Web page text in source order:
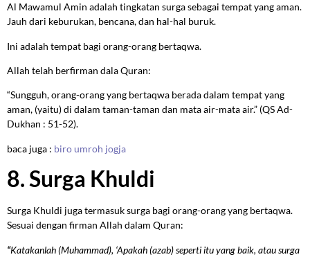
Al Mawamul Amin adalah tingkatan surga sebagai tempat yang aman.
Jauh dari keburukan, bencana, dan hal-hal buruk.
Ini adalah tempat bagi orang-orang bertaqwa.
Allah telah berfirman dala Quran:
“Sungguh, orang-orang yang bertaqwa berada dalam tempat yang
aman, (yaitu) di dalam taman-taman dan mata air-mata air.” (QS Ad-
Dukhan : 51-52).
baca juga : biro umroh jogja
8. Surga Khuldi
Surga Khuldi juga termasuk surga bagi orang-orang yang bertaqwa.
Sesuai dengan firman Allah dalam Quran:
“Katakanlah (Muhammad), ‘Apakah (azab) seperti itu yang baik, atau surga